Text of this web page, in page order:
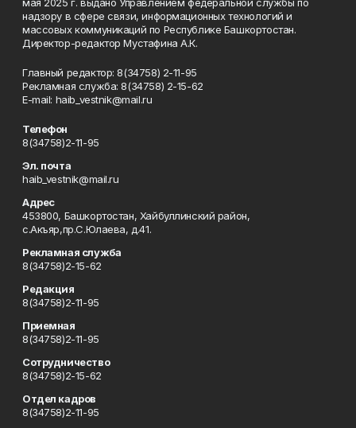
надзору в сфере связи, информационных технологий и
массовых коммуникаций по Республике Башкортостан.
Директор-редактор Мустафина А.К.
Главный редактор: 8(34758) 2-11-95
Рекламная служба: 8(34758) 2-15-62
Е-mаil: haib_vestnik@mail.ru
Телефон
8(34758)2-11-95
Эл. почта
haib_vestnik@mail.ru
Адрес
453800, Башкортостан, Хайбуллинский район,
с.Акъяр,пр.С.Юлаева, д.41.
Рекламная служба
8(34758)2-15-62
Редакция
8(34758)2-11-95
Приемная
8(34758)2-11-95
Сотрудничество
8(34758)2-15-62
Отдел кадров
8(34758)2-11-95